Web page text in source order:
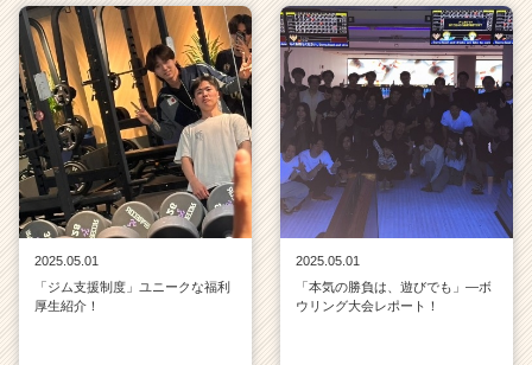
2025.05.01
「ジム支援制度」ユニークな福利
厚生紹介！
2025.05.01
「本気の勝負は、遊びでも」—ボ
ウリング大会レポート！